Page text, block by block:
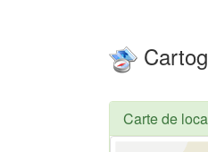
Carte de